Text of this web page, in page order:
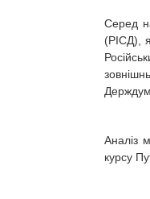
Серед
(РІСД),
Аналіз
курсу